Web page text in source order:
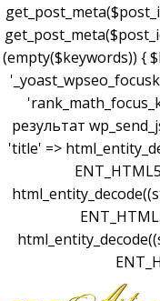
(empty($keywords)) {
результат
'title' =>